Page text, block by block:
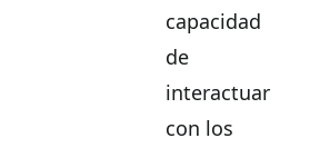
capacidad
de
interactuar
con los